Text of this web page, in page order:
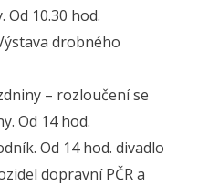
Od 10.30 hod.
drobného
– rozloučení se
Od 14 hod.
Od 14 hod. divadlo
dopravní PČR a